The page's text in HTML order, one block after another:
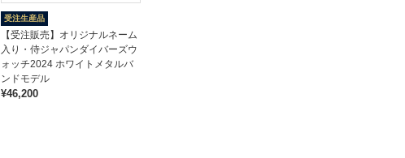
受注生産品
【受注販売】オリジナルネーム
入り・侍ジャパンダイバーズウ
ォッチ2024 ホワイトメタルバ
ンドモデル
¥46,200